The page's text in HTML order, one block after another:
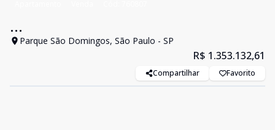
...
Parque São Domingos, São Paulo - SP
R$ 1.353.132,61
Compartilhar Favorito